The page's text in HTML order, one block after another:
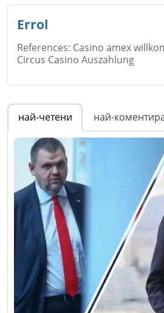
Errol
References: Casino amex
Circus Casino Auszahlung
Име*
Email
Коментар*
най-четени най-